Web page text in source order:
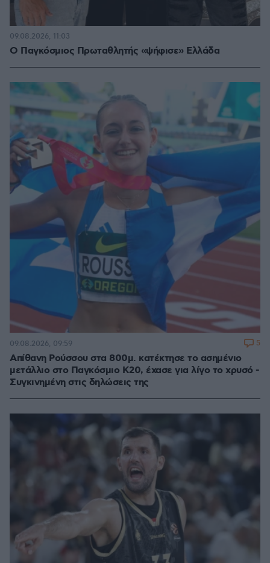
Ο Παγκόσμιος Πρωταθλητής «ψήφισε» Ελλάδα
09.08.2026, 11:03
Απίθανη Ρούσσου στα 800μ. κατέκτησε το ασημένιο
μετάλλιο στο Παγκόσμιο Κ20, έχασε για λίγο το χρυσό -
Συγκινημένη στις δηλώσεις της
09.08.2026, 09:59 5